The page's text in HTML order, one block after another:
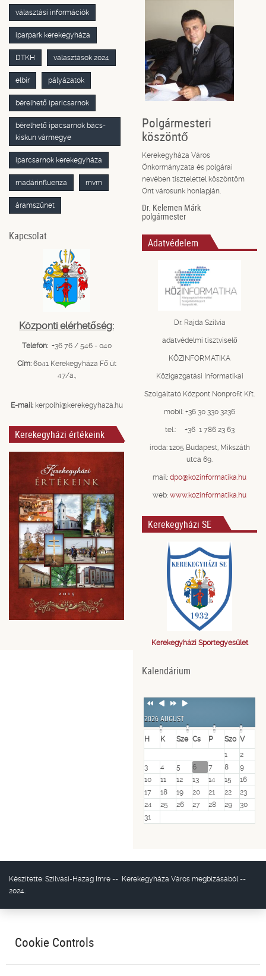
választási információk
iparpark kerekegyháza
DTKH választások 2024
elbir pályázatok
bérelhető iparicsarnok
bérelhető ipacsarnok bács-
kiskun vármegye
iparcsarnok kerekegyháza
madárinfluenza mvm
áramszünet
Kapcsolat
Központi elérhetőség:
Telefon: +36 76 / 546 - 040
Cím: 6041 Kerekegyháza Fő út
47/a.,
E-mail: kerpolhi@kerekegyhaza.hu
Kerekegyházi értékeink
Polgármesteri
köszöntő
Kerekegyháza Város
Önkormányzata és polgárai
nevében tisztelettel köszöntöm
Önt városunk honlapján.
Dr. Kelemen Márk
polgármester
Adatvédelem
Dr. Rajda Szilvia
adatvédelmi tisztviselő
KÖZINFORMATIKA
Közigazgatási Informatikai
Szolgáltató Központ Nonprofit Kft.
mobil: +36 30 330 3236
tel.: +36 1 786 23 63
iroda: 1205 Budapest, Mikszáth
utca 69.
mail: dpo@kozinformatika.hu
web: www.kozinformatika.hu
Kerekegyházi SE
Kerekegyházi Sportegyesület
Kalendárium
Previous
Previous
NextNext
2026 AUGUST
H K Sze Cs P Szo V
1
2
3
4 5 6 7 8
9
10
11 12 13 14 15
16
17
18 19 20 21 22
23
24
25 26 27 28 29
30
31
Készítette: Szilvási-Hazag Imre -- Kerekegyháza Város megbízásából --
2024.
Cookie Controls